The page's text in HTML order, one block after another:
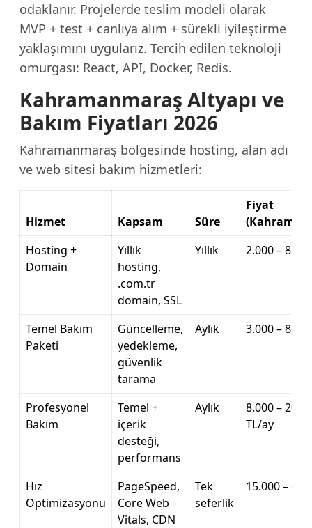
odaklanır. Projelerde teslim modeli olarak
MVP + test + canlıya alım + sürekli iyileştirme
yaklaşımını uygularız. Tercih edilen teknoloji
omurgası: React, API, Docker, Redis.
Kahramanmaraş Altyapı ve
Bakım Fiyatları 2026
Kahramanmaraş bölgesinde hosting, alan adı
ve web sitesi bakım hizmetleri:
Hizmet Kapsam Süre
Fiyat
Hosting +
Domain
Yıllık
hosting,
.com.tr
domain, SSL
Yıllık 2.000 –
Temel Bakım
Paketi
Güncelleme,
yedekleme,
güvenlik
tarama
Aylık 3.000 –
Profesyonel
Bakım
Temel +
içerik
desteği,
performans
Aylık
8.000 –
TL/ay
Hız
Optimizasyonu
PageSpeed,
Core Web
Vitals, CDN
Tek
seferlik
15.000 –